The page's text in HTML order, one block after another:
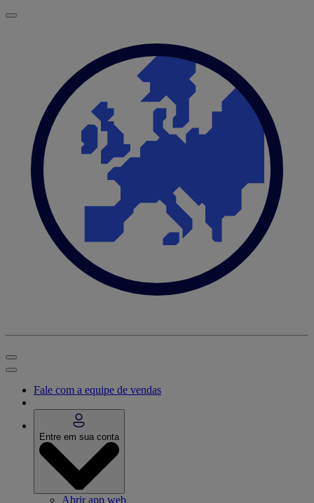
Fale com a equipe de vendas
Entre em sua conta
Abrir app web